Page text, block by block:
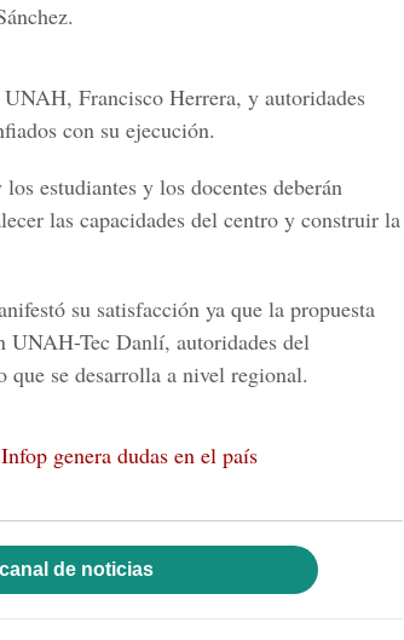
Francisco Herrera, y autoridades
con su ejecución.
estudiantes y los docentes deberán
las capacidades del centro y construir la
su satisfacción ya que la propuesta
UNAH-Tec Danlí, autoridades del
se desarrolla a nivel regional.
genera dudas en el país
de noticias